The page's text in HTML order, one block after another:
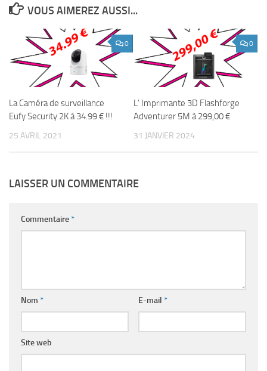
VOUS AIMEREZ AUSSI...
0
La Caméra de surveillance
Eufy Security 2K à 34.99 € !!!
25 AVRIL 2021
0
L’ Imprimante 3D Flashforge
Adventurer 5M à 299,00 €
31 JANVIER 2024
LAISSER UN COMMENTAIRE
Commentaire*
Nom * E-mail *
Site web